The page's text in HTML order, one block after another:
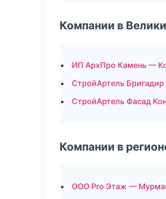
Компании в
ИП АрхПро Камень —
СтройАртель
СтройАртель Фасад
Компании в
ООО Pro Этаж —